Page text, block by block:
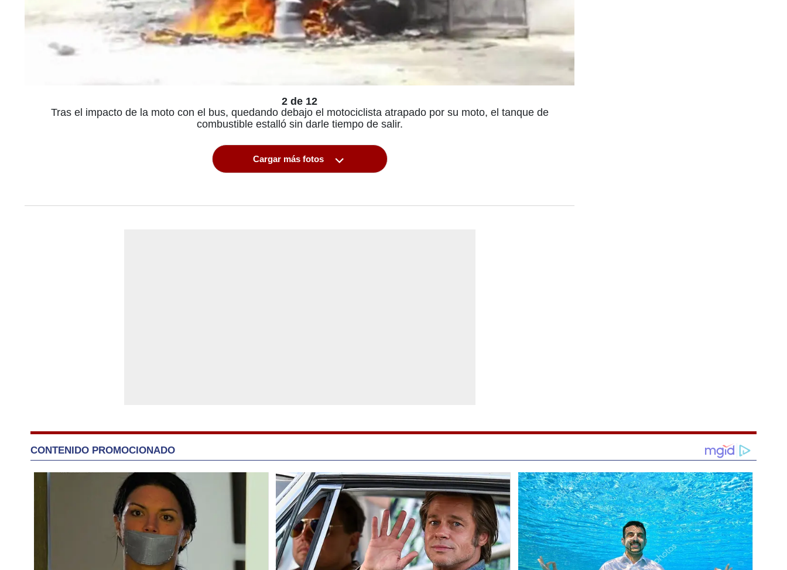
2 de 12
Tras el impacto de la moto con el bus, quedando debajo el motociclista atrapado por su moto, el tanque de
combustible estalló sin darle tiempo de salir.
Cargar más fotos
CONTENIDO PROMOCIONADO